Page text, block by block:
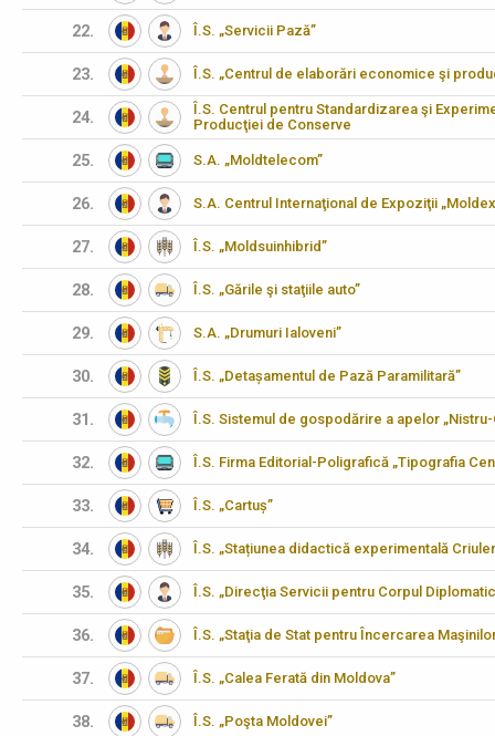
22. Î.S. „Servicii Pază”
23. Î.S. „Centrul de elaborări economice şi
24.
Î.S. Centrul pentru Standardizarea şi
Producţiei de Conserve
25. S.A. „Moldtelecom”
26. S.A. Centrul Internaţional de Expoziţii
27. Î.S. „Moldsuinhibrid”
28. Î.S. „Gările şi staţiile auto”
29. S.A. „Drumuri Ialoveni”
30. Î.S. „Detașamentul de Pază Paramilitară”
31. Î.S. Sistemul de gospodărire a apelor „Nistru-
32. Î.S. Firma Editorial-Poligrafică „Tipografia
33. Î.S. „Cartuș”
34. Î.S. „Stațiunea didactică experimentală
35. Î.S. „Direcţia Servicii pentru Corpul
36. Î.S. „Staţia de Stat pentru Încercarea
37. Î.S. „Calea Ferată din Moldova”
38. Î.S. „Poşta Moldovei”